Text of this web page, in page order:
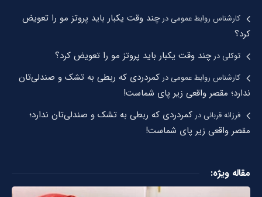
کارشناس روابط عمومیدرچند وقت یکبار باید پروتز مو را تعویض
کرد؟
توکلیدرچند وقت یکبار باید پروتز مو را تعویض کرد؟
کارشناس روابط عمومیدر کمردردی که ربطی به تشک و صندلی‌تان
ندارد؛ مقصر واقعی زیر پای شماست!
فرزانه قربانیدر کمردردی که ربطی به تشک و صندلی‌تان ندارد؛
مقصر واقعی زیر پای شماست!
مقاله ویژه: